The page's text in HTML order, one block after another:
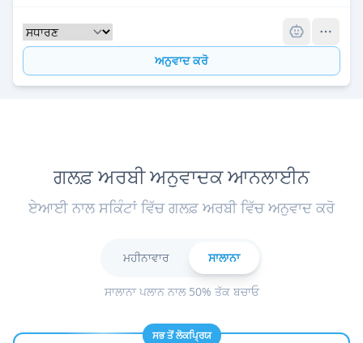
ਅਨੁਵਾਦ ਕਰੋ
ਗਲਫ਼ ਅਰਬੀ ਅਨੁਵਾਦਕ ਆਨਲਾਈਨ
ਏਆਈ ਨਾਲ ਸਕਿੰਟਾਂ ਵਿੱਚ ਗਲਫ਼ ਅਰਬੀ ਵਿੱਚ ਅਨੁਵਾਦ ਕਰੋ
ਮਹੀਨਾਵਾਰ ਸਾਲਾਨਾ
ਸਾਲਾਨਾ ਪਲਾਨ ਨਾਲ 50% ਤੱਕ ਬਚਾਓ
ਸਭ ਤੋਂ ਲੋਕਪ੍ਰਿਯ